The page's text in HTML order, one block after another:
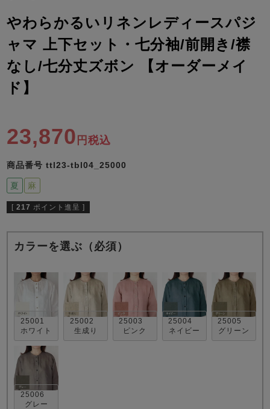
売れ筋ランキング
- Item Ranking -
新着商品
- New Arrival -
き
り
ガールズ
単品
売れ筋ランキング
- Item Ranking -
新着商品
- New Arrival -
やわらかるいリネンレディースパジ
ャマ 上下セット・七分袖/前開き/襟
なし/七分丈ズボン 【オーダーメイ
ド】
23,870 税込
商品番号 ttl23-tbl04_25000
夏 麻
[ 217 ポイント進呈 ]
カラーを選ぶ（必須）
25001
ホワイト
25002
生成り
25003
ピンク
25004
ネイビー
25005
グリーン
25006
グレー